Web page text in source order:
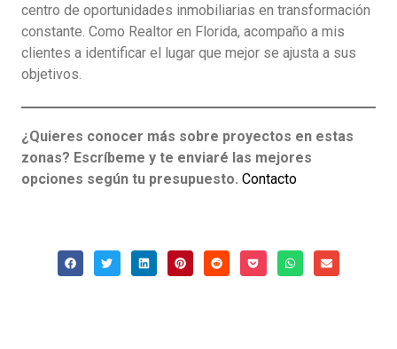
centro de oportunidades inmobiliarias en transformación
constante. Como Realtor en Florida, acompaño a mis
clientes a identificar el lugar que mejor se ajusta a sus
objetivos.
¿Quieres conocer más sobre proyectos en estas
zonas? Escríbeme y te enviaré las mejores
opciones según tu presupuesto. Contacto